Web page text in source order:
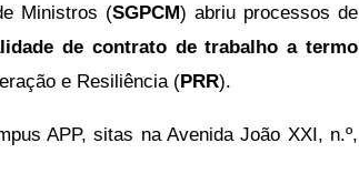
Ministros (SGPCM) abriu processos de
de contrato de trabalho a termo
e Resiliência (PRR).
APP, sitas na Avenida João XXI, n.º,